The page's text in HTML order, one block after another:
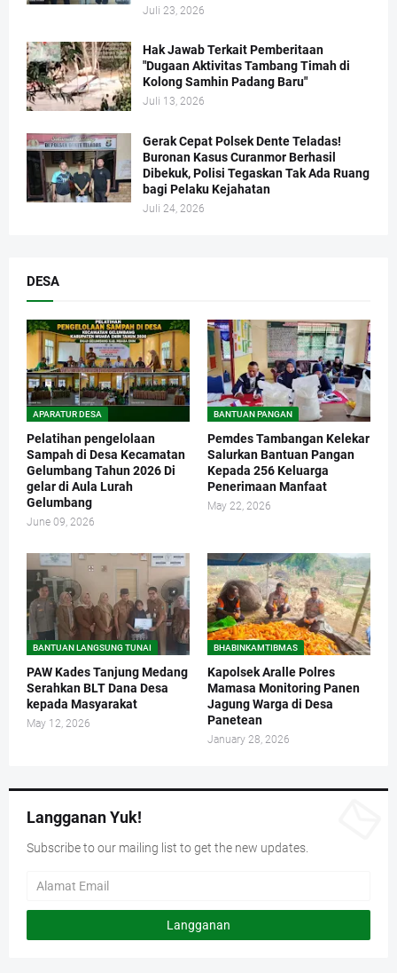
Juli 23, 2026
Hak Jawab Terkait Pemberitaan
"Dugaan Aktivitas Tambang Timah di
Kolong Samhin Padang Baru"
Juli 13, 2026
Gerak Cepat Polsek Dente Teladas!
Buronan Kasus Curanmor Berhasil
Dibekuk, Polisi Tegaskan Tak Ada Ruang
bagi Pelaku Kejahatan
Juli 24, 2026
DESA
APARATUR DESA
Pelatihan pengelolaan
Sampah di Desa Kecamatan
Gelumbang Tahun 2026 Di
gelar di Aula Lurah
Gelumbang
June 09, 2026
BANTUAN PANGAN
Pemdes Tambangan Kelekar
Salurkan Bantuan Pangan
Kepada 256 Keluarga
Penerimaan Manfaat
May 22, 2026
BANTUAN LANGSUNG TUNAI
PAW Kades Tanjung Medang
Serahkan BLT Dana Desa
kepada Masyarakat
May 12, 2026
BHABINKAMTIBMAS
Kapolsek Aralle Polres
Mamasa Monitoring Panen
Jagung Warga di Desa
Panetean
January 28, 2026
Langganan Yuk!
Subscribe to our mailing list to get the new updates.